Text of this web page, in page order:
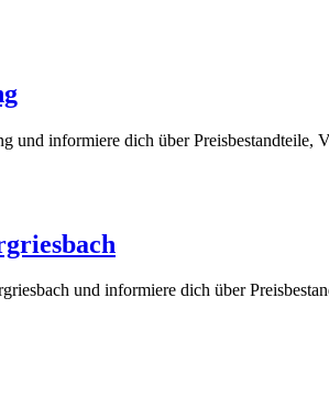
und informiere dich über
und informiere dich über